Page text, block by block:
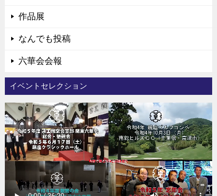
作品展
なんでも投稿
六華会会報
イベントセレクション